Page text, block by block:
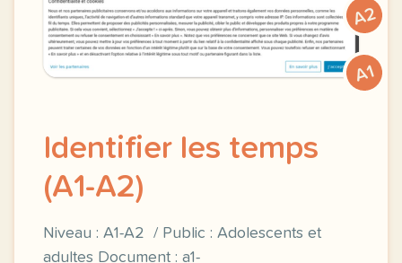
A2
A1
Identifier les temps
(A1-A2)
Niveau : A1-A2 / Public : Adolescents et
adultes Document : a1-